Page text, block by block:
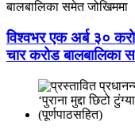
विश्वभर एक अर्ब ३०
चार करोड बालबालिका